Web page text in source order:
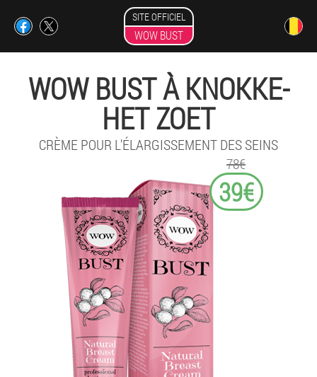
SITE OFFICIEL
WOW BUST
WOW BUST À KNOKKE-
HET ZOET
CRÈME POUR L'ÉLARGISSEMENT DES SEINS
78€
39€